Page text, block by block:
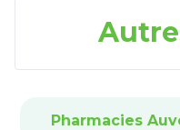
Pharmacies